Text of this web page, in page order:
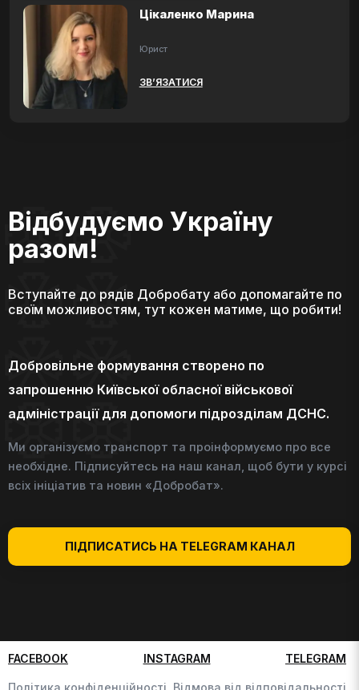
Цікаленко Марина
Юрист
ЗВ’ЯЗАТИСЯ
Відбудуємо Україну
разом!
Вступайте до рядів Добробату або допомагайте по
своїм можливостям, тут кожен матиме, що робити!
Добровільне формування створено по
запрошенню Київської обласної військової
адміністрації для допомоги підрозділам ДСНС.
Ми організуємо транспорт та проінформуємо про все
необхідне. Підписуйтесь на наш канал, щоб бути у курсі
всіх ініціатив та новин «Добробат».
ПІДПИСАТИСЬ НА TELEGRAM КАНАЛ
FACEBOOK INSTAGRAM TELEGRAM
Політика конфіденційності, Відмова від відповідальності